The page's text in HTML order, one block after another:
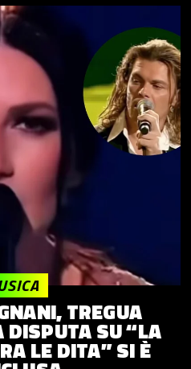
TREGUA
DISPUTA SU “LA
LE DITA” SI È